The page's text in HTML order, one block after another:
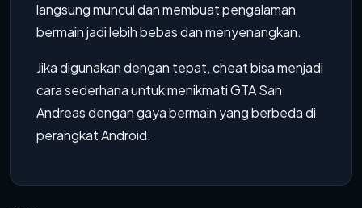
langsung muncul dan membuat pengalaman
bermain jadi lebih bebas dan menyenangkan.
Jika digunakan dengan tepat, cheat bisa menjadi
cara sederhana untuk menikmati GTA San
Andreas dengan gaya bermain yang berbeda di
perangkat Android.